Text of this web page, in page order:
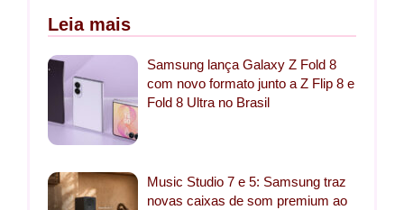
Leia mais
Samsung lança Galaxy Z Fold 8
com novo formato junto a Z Flip 8 e
Fold 8 Ultra no Brasil
Music Studio 7 e 5: Samsung traz
novas caixas de som premium ao